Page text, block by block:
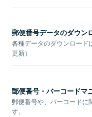
郵便番号データのダウン
各種データのダウンロード
更新）
郵便番号・バーコードマ
郵便番号や、バーコードに
す。